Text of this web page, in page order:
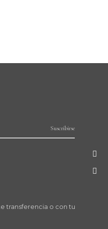
Suscribirse
transferencia o con tu